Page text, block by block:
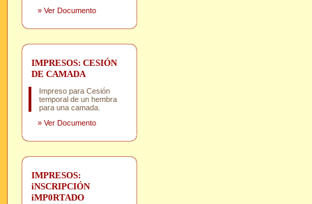
» Ver Documento
IMPRESOS: CESIÓN
DE CAMADA
Impreso para Cesión
temporal de un hembra
para una camada.
» Ver Documento
IMPRESOS:
iNSCRIPCIÓN
iMP0RTADO